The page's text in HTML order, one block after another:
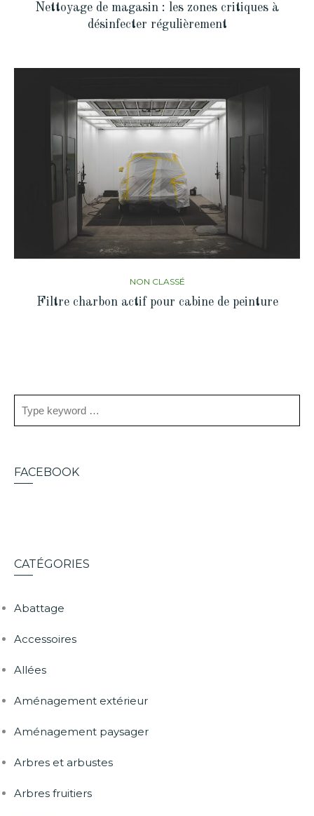
Nettoyage de magasin : les zones critiques à
désinfecter régulièrement
NON CLASSÉ
Filtre charbon actif pour cabine de peinture
FACEBOOK
CATÉGORIES
Abattage
Accessoires
Allées
Aménagement extérieur
Aménagement paysager
Arbres et arbustes
Arbres fruitiers